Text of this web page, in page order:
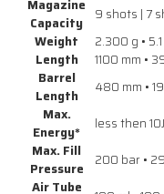
Magazine
Capacity
9 shots | 7
Weight
2.300 g •
Length
1100 mm •
Barrel
Length
480 mm •
Max.
Energy*
less then
Max. Fill
Pressure
200 bar •
Air Tube